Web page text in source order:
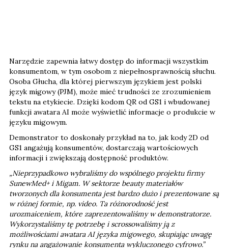
Osoba Głucha, dla której pierwszym językiem jest polski
język migowy (PJM), może mieć trudności ze zrozumieniem
tekstu na etykiecie. Dzięki kodom QR od GS1 i wbudowanej
funkcji awatara AI może wyświetlić informacje o produkcie w
języku migowym.
Demonstrator to doskonały przykład na to, jak kody 2D od
GS1 angażują konsumentów, dostarczają wartościowych
informacji i zwiększają dostępność produktów.
„Nieprzypadkowo wybraliśmy do wspólnego projektu firmy
SunewMed+ i Migam. W sektorze beauty materiałów
tworzonych dla konsumenta jest bardzo dużo i prezentowane są
w różnej formie, np. video. Ta różnorodność jest
urozmaiceniem, które zaprezentowaliśmy w demonstratorze.
Wykorzystaliśmy tę potrzebę i scrossowaliśmy ją z
możliwościami awatara AI języka migowego, skupiając uwagę
rynku na angażowanie konsumenta wykluczonego cyfrowo.”
Magdalena Bednarkiewicz, Manager Zarządzania Projektami
(PMO) dla branży retail, GS1 Polska